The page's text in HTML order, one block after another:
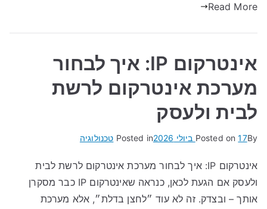
Read More
אינטרקום IP: איך לבחור
מערכת אינטרקום לרשת
לבית ולעסק
By
Posted on17 ביולי 2026 Posted in טכנולוגיה
אינטרקום IP: איך לבחור מערכת אינטרקום לרשת לבית
ולעסק אם הגעת לכאן, כנראה שאינטרקום IP כבר מסקרן
אותך – ובצדק. זה לא עוד ״לחצן בדלת״, אלא מערכת